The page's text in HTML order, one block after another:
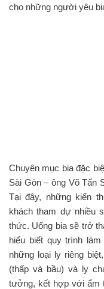
cho những người yêu
Chuyên mục bia đặc
Sài Gòn – ông Võ Tấn
Tại đây, những kiến
khách tham dự nhiều
thức. Uống bia sẽ trở
hiểu biết quy trình
những loại ly riêng
(thấp và bầu) và ly
tưởng, kết hợp với ẩm